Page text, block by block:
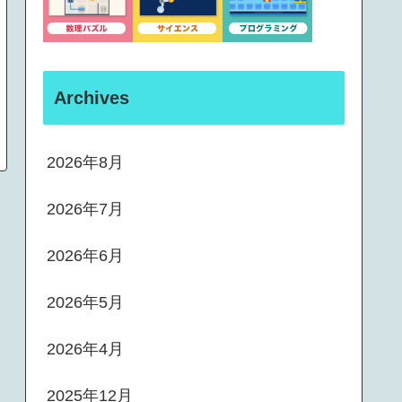
Archives
2026年8月
2026年7月
2026年6月
2026年5月
2026年4月
2025年12月